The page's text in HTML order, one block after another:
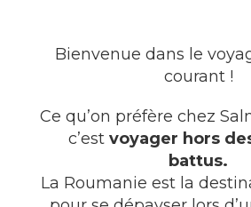
Bienvenue dans le
courant !
Ce qu’on préfère chez
c’est voyager hors
battus.
La Roumanie est la